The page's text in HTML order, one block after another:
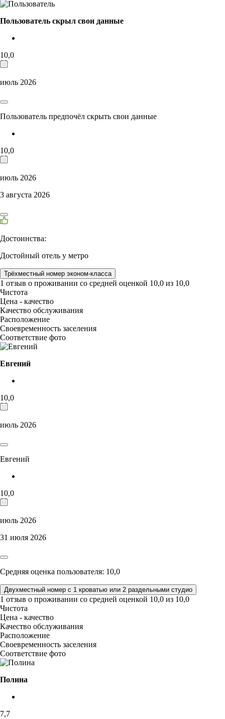
Пользователь скрыл свои данные
10,0
июль 2026
Пользователь предпочёл скрыть свои данные
10,0
июль 2026
3 августа 2026
Достоинства:
Достойный отель у метро
Трёхместный номер эконом-класса
1 отзыв о проживании со средней оценкой 10,0 из 10,0
Чистота
Цена - качество
Качество обслуживания
Расположение
Своевременность заселения
Соответствие фото
Евгений
10,0
июль 2026
Евгений
10,0
июль 2026
31 июля 2026
Средняя оценка пользователя: 10,0
Двухместный номер с 1 кроватью или 2 раздельными студио
1 отзыв о проживании со средней оценкой 10,0 из 10,0
Чистота
Цена - качество
Качество обслуживания
Расположение
Своевременность заселения
Соответствие фото
Полина
7,7